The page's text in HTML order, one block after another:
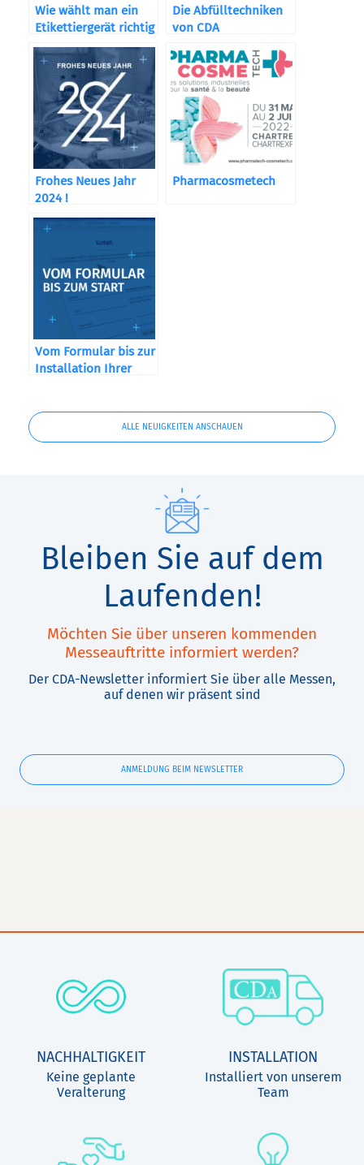
Wie wählt man ein
Etikettiergerät richtig
aus?
Die Abfülltechniken
von CDA
Frohes Neues Jahr
2024 !
Pharmacosmetech
Vom Formular bis zur
Installation Ihrer
ALLE NEUIGKEITEN ANSCHAUEN
Bleiben Sie auf dem
Laufenden!
Möchten Sie über unseren kommenden
Messeauftritte informiert werden?
Der CDA-Newsletter informiert Sie über alle Messen,
auf denen wir präsent sind
ANMELDUNG BEIM NEWSLETTER
NACHHALTIGKEIT
Keine geplante
Veralterung
INSTALLATION
Installiert von unserem
Team